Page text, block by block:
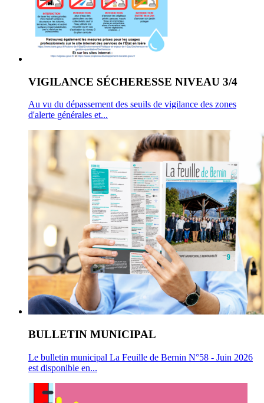
VIGILANCE SÉCHERESSE NIVEAU 3/4
Au vu du dépassement des seuils de vigilance des zones
d'alerte générales et...
BULLETIN MUNICIPAL
Le bulletin municipal La Feuille de Bernin N°58 - Juin 2026
est disponible en...